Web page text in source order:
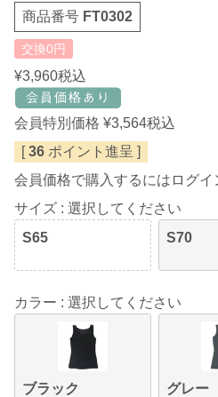
商品番号 FT0302
交換0円
¥3,960税込
会員特別価格 ¥3,564税込
[ 36 ポイント進呈 ]
会員価格で購入するにはログイ
サイズ
選択してください
S65
S70
カラー 選択してください
ブラック グレー